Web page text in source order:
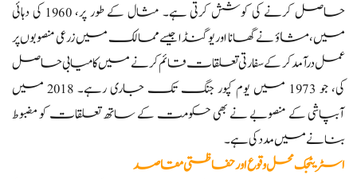
حاصل کرنے کی کوشش کرتی ہے۔ مثال کے طور پر، 1960 کی دہائی
میں، مشاؤ نے گھانا اور یوگنڈا جیسے ممالک میں زرعی منصوبوں پر
عمل درآمد کر کے سفارتی تعلقات قائم کرنے میں کامیابی حاصل
کی، جو 1973 میں یوم کپور جنگ تک جاری رہے۔ 2018 میں
آبپاشی کے منصوبے نے بھی حکومت کے ساتھ تعلقات کو مضبوط
بنانے میں مدد کی ہے۔
اسٹریٹجک محل وقوع اور حفاظتی مقاصد